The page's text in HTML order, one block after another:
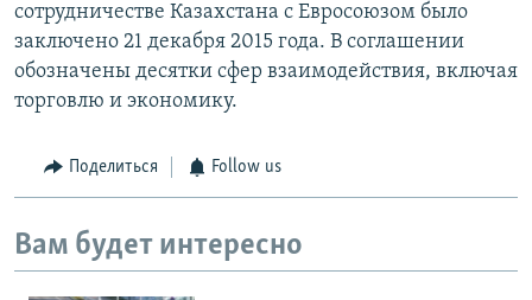
сотрудничестве Казахстана с Евросоюзом было
заключено 21 декабря 2015 года. В соглашении
обозначены десятки сфер взаимодействия, включая
торговлю и экономику.
Поделиться Follow us
Вам будет интересно